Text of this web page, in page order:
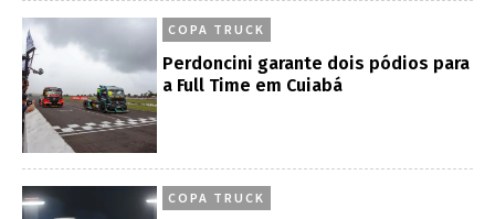
COPA TRUCK
Perdoncini garante dois pódios para
a Full Time em Cuiabá
COPA TRUCK